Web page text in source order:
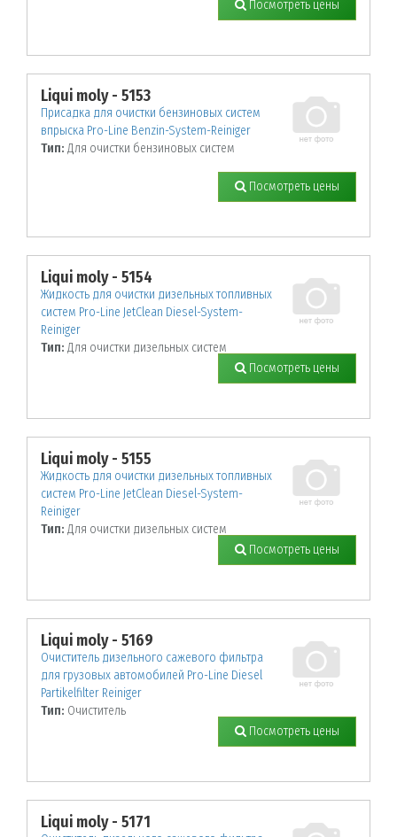
Посмотреть цены
Liqui moly - 5153
Присадка для очистки бензиновых систем
впрыска Pro-Line Benzin-System-Reiniger
Тип: Для очистки бензиновых систем
Посмотреть цены
Liqui moly - 5154
Жидкость для очистки дизельных топливных
систем Pro-Line JetClean Diesel-System-
Reiniger
Тип: Для очистки дизельных систем
Посмотреть цены
Liqui moly - 5155
Жидкость для очистки дизельных топливных
систем Pro-Line JetClean Diesel-System-
Reiniger
Тип: Для очистки дизельных систем
Посмотреть цены
Liqui moly - 5169
Очиститель дизельного сажевого фильтра
для грузовых автомобилей Pro-Line Diesel
Partikelfilter Reiniger
Тип: Очиститель
Посмотреть цены
Liqui moly - 5171